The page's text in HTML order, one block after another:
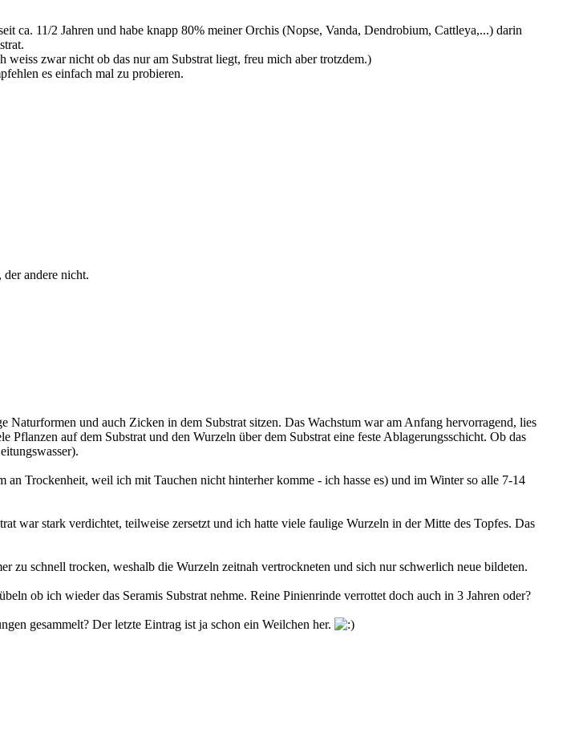
ca. 11/2 Jahren und habe knapp 80% meiner Orchis (Nopse, Vanda, Dendrobium, Cattleya,...) darin
weiss zwar nicht ob das nur am Substrat liegt, freu mich aber trotzdem.)
es einfach mal zu probieren.
andere nicht.
Naturformen und auch Zicken in dem Substrat sitzen. Das Wachstum war am Anfang hervorragend, lies
auf dem Substrat und den Wurzeln über dem Substrat eine feste Ablagerungsschicht. Ob das
Trockenheit, weil ich mit Tauchen nicht hinterher komme - ich hasse es) und im Winter so alle 7-14
war stark verdichtet, teilweise zersetzt und ich hatte viele faulige Wurzeln in der Mitte des Topfes. Das
zu schnell trocken, weshalb die Wurzeln zeitnah vertrockneten und sich nur schwerlich neue bildeten.
ob ich wieder das Seramis Substrat nehme. Reine Pinienrinde verrottet doch auch in 3 Jahren oder?
gesammelt? Der letzte Eintrag ist ja schon ein Weilchen her.